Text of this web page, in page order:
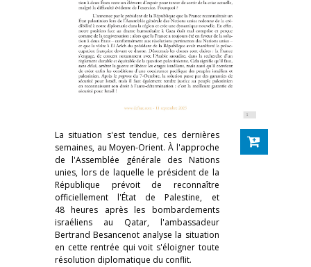
La situation s'est tendue, ces dernières
semaines, au Moyen-Orient. À l'approche
de l'Assemblée générale des Nations
unies, lors de laquelle le président de la
République prévoit de reconnaître
officiellement l'État de Palestine, et
48 heures après les bombardements
israéliens au Qatar, l'ambassadeur
Bertrand Besancenot analyse la situation
en cette rentrée qui voit s'éloigner toute
résolution diplomatique du conflit.